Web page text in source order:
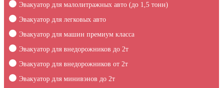
Эвакуатор для малолитражных авто (до 1,5 тонн)
Эвакуатор для легковых авто
Эвакуатор для машин премиум класса
Эвакуатор для внедорожников до 2т
Эвакуатор для внедорожников от 2т
Эвакуатор для минивэнов до 2т